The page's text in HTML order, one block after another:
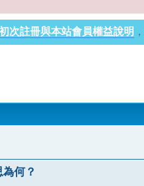
次註冊與本站會員權益說明 ，
何？